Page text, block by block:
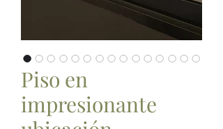
Piso en
impresionante